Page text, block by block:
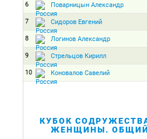
6 Поварницын Александр
7 Сидоров Евгений
8 Логинов Александр
9 Стрельцов Кирилл
10 Коновалов Савелий
КУБОК
ЖЕНЩИНЫ. ОБЩИЙ